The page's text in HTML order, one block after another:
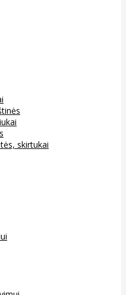
skirtukai